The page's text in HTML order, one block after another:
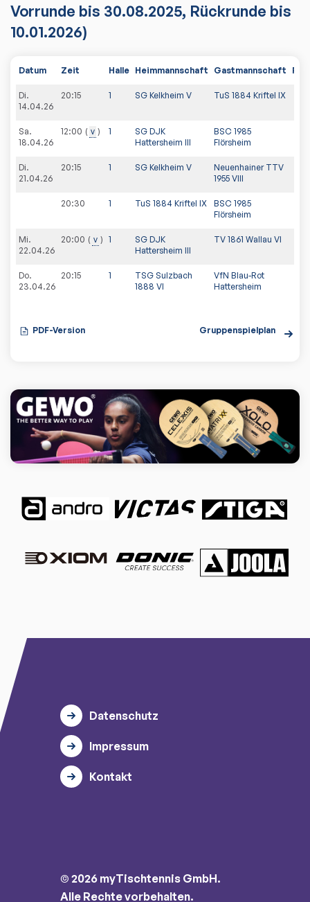
Vorrunde bis 30.08.2025, Rückrunde bis
10.01.2026)
Datum Zeit Halle Heimmannschaft Gastmannschaft PDF
Di.
14.04.26
20:15 1 SG Kelkheim V TuS 1884 Kriftel IX
Sa.
18.04.26
12:00 v 1
SG DJK
Hattersheim III
BSC 1985
Flörsheim
Di.
21.04.26
20:15 1 SG Kelkheim V
Neuenhainer TTV
1955 VIII
20:30 1 TuS 1884 Kriftel IX
BSC 1985
Flörsheim
Mi.
22.04.26
20:00 v 1
SG DJK
Hattersheim III
TV 1861 Wallau VI
Do.
23.04.26
20:15 1
TSG Sulzbach
1888 VI
VfN Blau-Rot
Hattersheim
PDF-Version Gruppenspielplan
Datenschutz
Impressum
Kontakt
© 2026 myTischtennis GmbH.
Alle Rechte vorbehalten.